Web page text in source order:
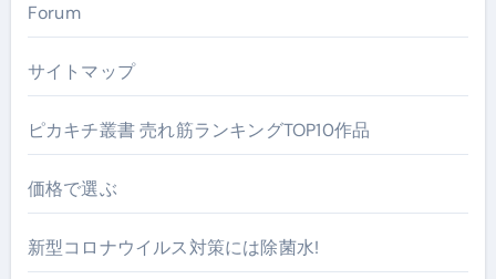
Forum
サイトマップ
ピカキチ叢書 売れ筋ランキングTOP10作品
価格で選ぶ
新型コロナウイルス対策には除菌水!